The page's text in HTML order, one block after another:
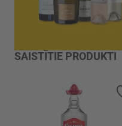
SAISTĪTIE PRODUKTI